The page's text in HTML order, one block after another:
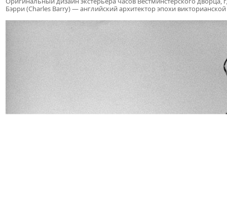
Бэрри (Charles Barry) — английский архитектор эпохи